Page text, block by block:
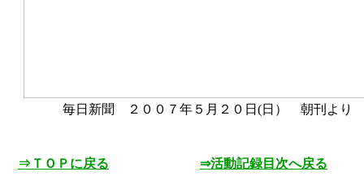
毎日新聞 ２００７年５月２０日(日） 朝刊より
⇒ＴＯＰに戻る ⇒活動記録目次へ戻る